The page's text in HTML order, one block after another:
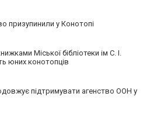
призупинили у Конотопі
Міської бібліотеки ім С. І.
юних конотопців
підтримувати агенство ООН у